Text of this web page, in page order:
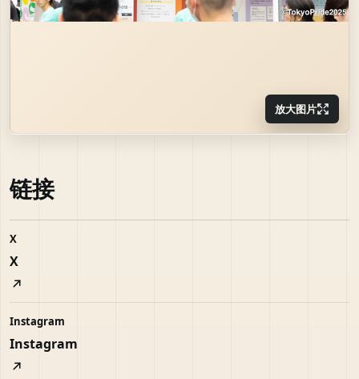
放大图片
链接
X
X
Instagram
Instagram